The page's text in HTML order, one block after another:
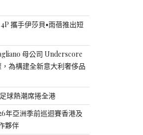
攜手伊莎貝•雨蓓推出短
母公司 Underscore
為構建全新意大利奢侈品
球熱潮席捲全港
年亞洲季前巡迴賽香港及
夥伴